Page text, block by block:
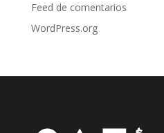
Feed de comentarios
WordPress.org